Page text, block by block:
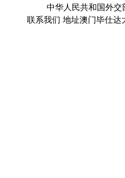
中华人民共和国外
联系我们 地址澳门毕仕